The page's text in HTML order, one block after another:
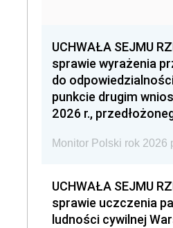
UCHWAŁA SEJMU
sprawie wyrażenia
do
punkcie drugim
2026 r.,
Monitor Polski rok 2026
UCHWAŁA SEJMU
sprawie uczczenia
ludności cywilnej